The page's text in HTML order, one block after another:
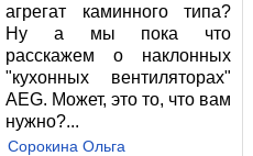
агрегат каминного типа?
Ну а мы пока что
расскажем о наклонных
"кухонных вентиляторах"
AEG. Может, это то, что вам
нужно?...
Сорокина Ольга